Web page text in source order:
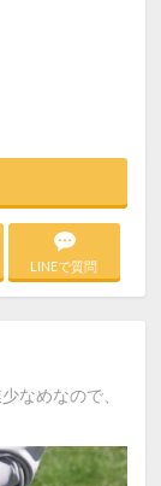
LINEで質問
なめなので、